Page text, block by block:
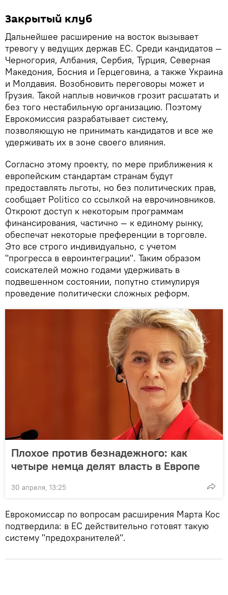
Закрытый клуб
Дальнейшее расширение на восток вызывает
тревогу у ведущих держав ЕС. Среди кандидатов —
Черногория, Албания, Сербия, Турция, Северная
Македония, Босния и Герцеговина, а также Украина
и Молдавия. Возобновить переговоры может и
Грузия. Такой наплыв новичков грозит расшатать и
без того нестабильную организацию. Поэтому
Еврокомиссия разрабатывает систему,
позволяющую не принимать кандидатов и все же
удерживать их в зоне своего влияния.
Согласно этому проекту, по мере приближения к
европейским стандартам странам будут
предоставлять льготы, но без политических прав,
сообщает Politico со ссылкой на еврочиновников.
Откроют доступ к некоторым программам
финансирования, частично — к единому рынку,
обеспечат некоторые преференции в торговле.
Это все строго индивидуально, с учетом
"прогресса в евроинтеграции". Таким образом
соискателей можно годами удерживать в
подвешенном состоянии, попутно стимулируя
проведение политически сложных реформ.
Плохое против безнадежного: как
четыре немца делят власть в Европе
30 апреля, 13:25
Еврокомиссар по вопросам расширения Марта Кос
подтвердила: в ЕС действительно готовят такую
систему "предохранителей".